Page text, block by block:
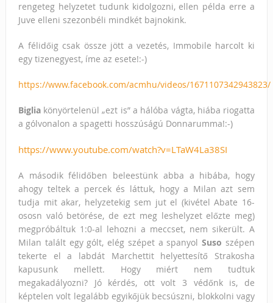
rengeteg helyzetet tudunk kidolgozni, ellen példa erre a
Juve elleni szezonbéli mindkét bajnokink.
A félidőig csak össze jött a vezetés, Immobile harcolt ki
egy tizenegyest, íme az esete!:-)
https://www.facebook.com/acmhu/videos/1671107342943823/
Biglia könyörtelenül „ezt is” a hálóba vágta, hiába riogatta
a gólvonalon a spagetti hosszúságú Donnarumma!:-)
https://www.youtube.com/watch?v=LTaW4La38SI
A második félidőben beleestünk abba a hibába, hogy
ahogy teltek a percek és láttuk, hogy a Milan azt sem
tudja mit akar, helyzetekig sem jut el (kivétel Abate 16-
ososn való betörése, de ezt meg leshelyzet előzte meg)
megpróbáltuk 1:0-al lehozni a meccset, nem sikerült. A
Milan talált egy gólt, elég szépet a spanyolSuso szépen
tekerte el a labdát Marchettit helyettesítő Strakosha
kapusunk mellett. Hogy miért nem tudtuk
megakadályozni? Jó kérdés, ott volt 3 védőnk is, de
képtelen volt legalább egyikőjük becsúszni, blokkolni vagy